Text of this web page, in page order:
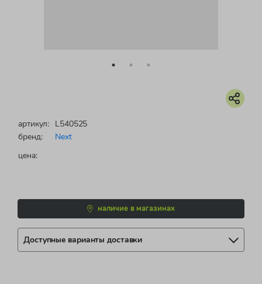
артикул: L540525
бренд:
Next
цена:
наличие в магазинах
Доступные варианты доставки